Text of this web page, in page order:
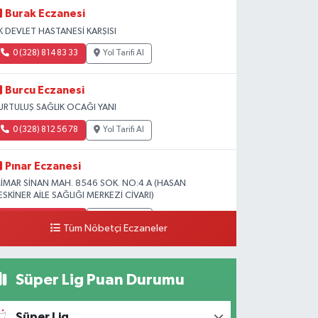
Burak Eczanesi
DEVLET HASTANESİ KARŞISI
0 (328) 814 83 33 Yol Tarifi Al
Burcu Eczanesi
SAĞLIK OCAĞI YANI
0 (328) 812 56 78 Yol Tarifi Al
Pınar Eczanesi
SİNAN MAH. 8546 SOK. NO:4 A (HASAN
AİLE SAĞLIĞI MERKEZİ CİVARI)
Tüm Nöbetçi Eczaneler
Süper Lig Puan Durumu